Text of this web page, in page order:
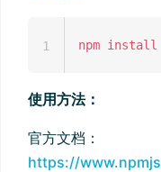
npm install
1
使用方法：
官方文档：
https://